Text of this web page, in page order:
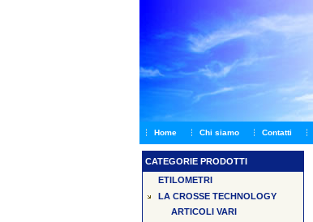
Home Chi siamo Contatti
CATEGORIE PRODOTTI
ETILOMETRI
LA CROSSE TECHNOLOGY
ARTICOLI VARI